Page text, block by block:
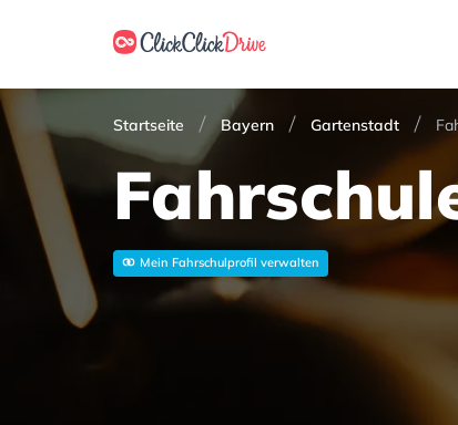
Startseite Bayern Gartenstadt
Mein Fahrschulprofil verwalten